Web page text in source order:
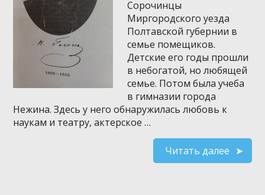
Сорочинцы
Миргородского уезда
Полтавской губернии в
семье помещиков.
Детские его годы прошли
в небогатой, но любящей
семье. Потом была учеба
в гимназии города
Нежина. Здесь у него обнаружилась любовь к
наукам и театру, актерское …
Читать далее